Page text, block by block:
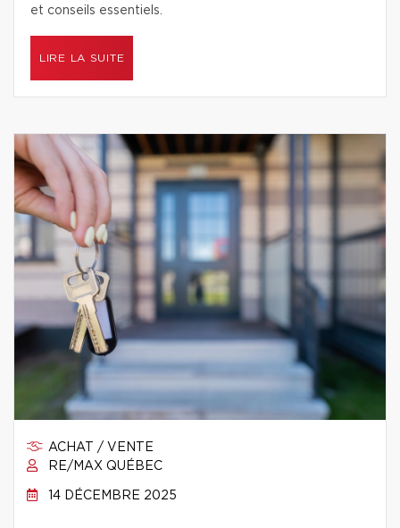
et conseils essentiels.
LIRE LA SUITE
ACHAT / VENTE
RE/MAX QUÉBEC
14 DÉCEMBRE 2025